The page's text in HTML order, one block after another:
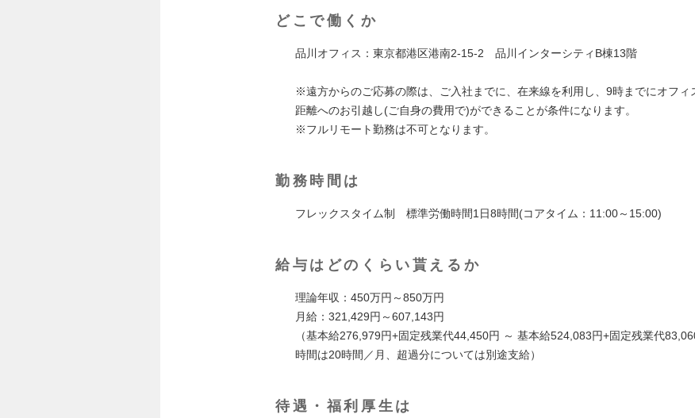
どこで働くか
品川オフィス：東京都港区港南2-15-2 品川インターシティB棟13階
※遠方からのご応募の際は、ご入社までに、在来線を利用し、9時までにオフィ
距離へのお引越し(ご自身の費用で)ができることが条件になります。
※フルリモート勤務は不可となります。
勤務時間は
フレックスタイム制 標準労働時間1日8時間(コアタイム：11:00～15:00)
給与はどのくらい貰えるか
理論年収：450万円～850万円
月給：321,429円～607,143円
（基本給276,979円+固定残業代44,450円 ～ 基本給524,083円+固定残業代
時間は20時間／月、超過分については別途支給）
待遇・福利厚生は